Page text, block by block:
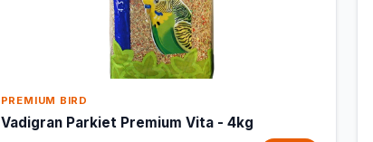
PREMIUM BIRD
Vadigran Parkiet Premium Vita - 4kg